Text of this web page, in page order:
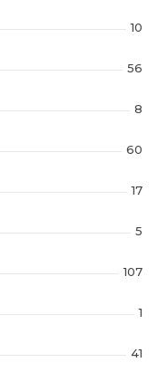
10
56
8
60
17
5
107
1
41